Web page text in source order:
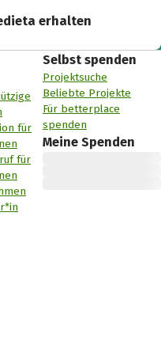
erhalten
für
für
Selbst spenden
Projektsuche
Beliebte Projekte
Für betterplace
spenden
Meine Spenden